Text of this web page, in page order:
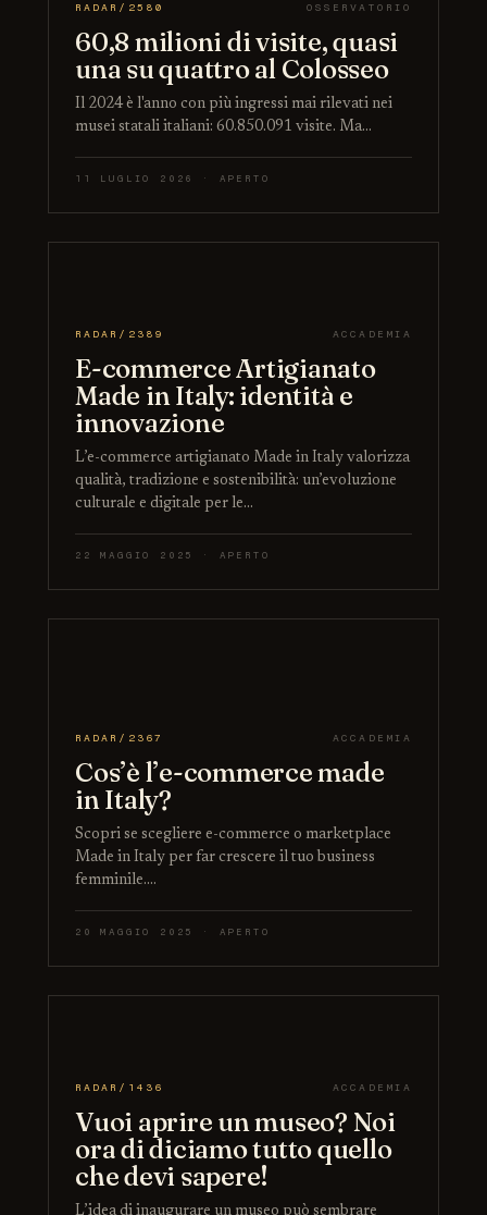
RADAR/2580 OSSERVATORIO
60,8 milioni di visite, quasi
una su quattro al Colosseo
Il 2024 è l'anno con più ingressi mai rilevati nei
musei statali italiani: 60.850.091 visite. Ma…
11 LUGLIO 2026 · APERTO
RADAR/2389 ACCADEMIA
E-commerce Artigianato
Made in Italy: identità e
innovazione
L’e-commerce artigianato Made in Italy valorizza
qualità, tradizione e sostenibilità: un’evoluzione
culturale e digitale per le…
22 MAGGIO 2025 · APERTO
RADAR/2367 ACCADEMIA
Cos’è l’e-commerce made
in Italy?
Scopri se scegliere e-commerce o marketplace
Made in Italy per far crescere il tuo business
femminile.…
20 MAGGIO 2025 · APERTO
RADAR/1436 ACCADEMIA
Vuoi aprire un museo? Noi
ora di diciamo tutto quello
che devi sapere!
L’idea di inaugurare un museo può sembrare